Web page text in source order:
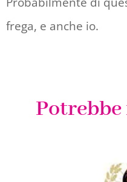
frega, e anche io.